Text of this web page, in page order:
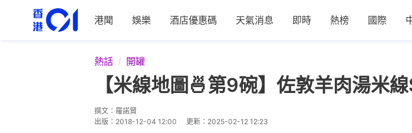
港聞 娛樂 酒店優惠碼 天氣消息 即時 熱榜 國際
熱話 開罐
【米線地圖🍜第9碗】佐敦羊肉湯米
撰文： 羅諾賢
出版： 2018-12-04 12:00 更新： 2025-02-12 12:23